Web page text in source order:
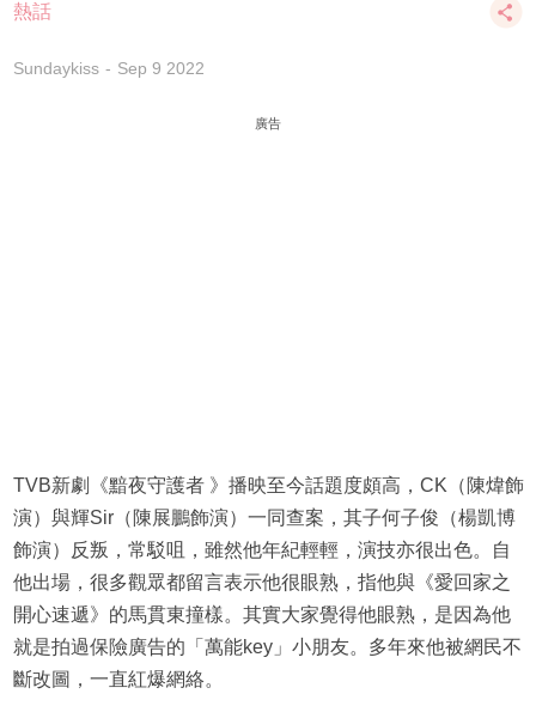
熱話
Sundaykiss Sep 9 2022
廣告
TVB新劇《黯夜守護者 》播映至今話題度頗高，CK（陳煒飾
演）與輝Sir（陳展鵬飾演）一同查案，其子何子俊（楊凱博
飾演）反叛，常駁咀，雖然他年紀輕輕，演技亦很出色。自
他出場，很多觀眾都留言表示他很眼熟，指他與《愛回家之
開心速遞》的馬貫東撞樣。其實大家覺得他眼熟，是因為他
就是拍過保險廣告的「萬能key」小朋友。多年來他被網民不
斷改圖，一直紅爆網絡。